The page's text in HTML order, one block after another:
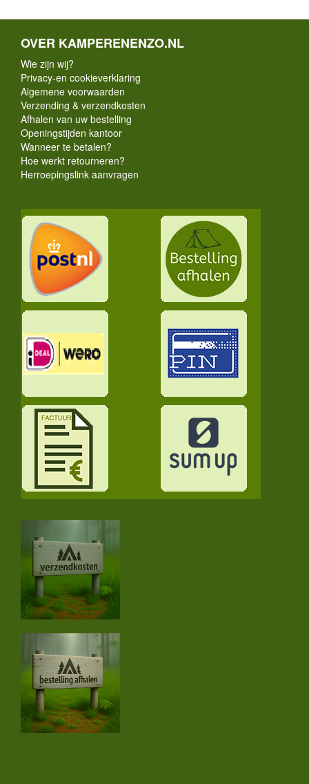
OVER KAMPERENENZO.NL
Wie zijn wij?
Privacy-en cookieverklaring
Algemene voorwaarden
Verzending & verzendkosten
Afhalen van uw bestelling
Openingstijden kantoor
Wanneer te betalen?
Hoe werkt retourneren?
Herroepingslink aanvragen